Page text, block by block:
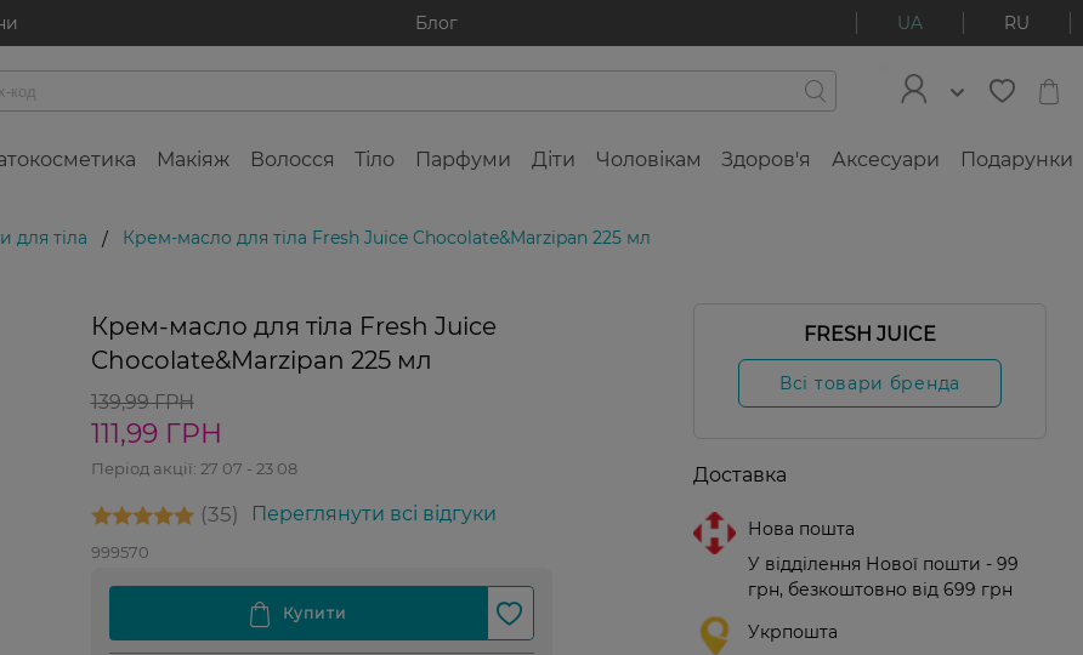
Блог UA RU
Макіяж Волосся Тіло Парфуми Діти Чоловікам Здоров'я Аксесуари Подарунки
для тіла / Крем-масло для тіла Fresh Juice Chocolate&Marzipan 225 мл
Крем-масло для тіла Fresh Juice
Chocolate&Marzipan 225 мл
139,99 ГРН
111,99 ГРН
Період акції: 27 07 - 23 08
35 Переглянути всі відгуки
999570
FRESH JUICE
Всі товари бренда
Доставка
Нова пошта
У відділення Нової пошти - 99
грн, безкоштовно від 699 грн
Укрпошта